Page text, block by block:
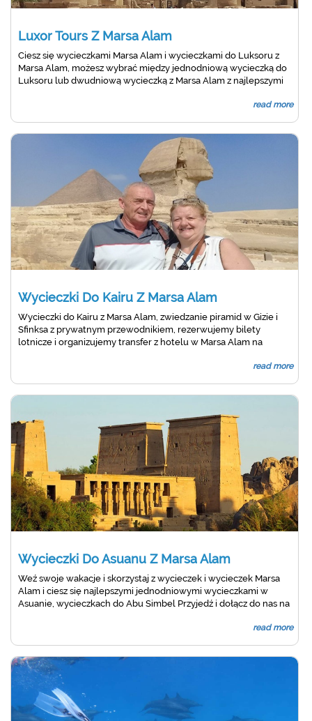
Luxor Tours Z Marsa Alam
Ciesz się wycieczkami Marsa Alam i wycieczkami do Luksoru z
Marsa Alam, możesz wybrać między jednodniową wycieczką do
Luksoru lub dwudniową wycieczką z Marsa Alam z najlepszymi
read more
Wycieczki Do Kairu Z Marsa Alam
Wycieczki do Kairu z Marsa Alam, zwiedzanie piramid w Gizie i
Sfinksa z prywatnym przewodnikiem, rezerwujemy bilety
lotnicze i organizujemy transfer z hotelu w Marsa Alam na
read more
Wycieczki Do Asuanu Z Marsa Alam
Weź swoje wakacje i skorzystaj z wycieczek i wycieczek Marsa
Alam i ciesz się najlepszymi jednodniowymi wycieczkami w
Asuanie, wycieczkach do Abu Simbel Przyjedź i dołącz do nas na
read more